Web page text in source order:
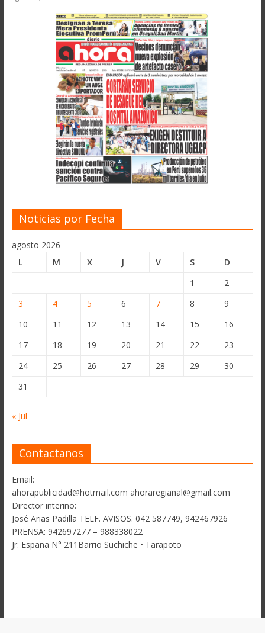
Noticias por Fecha
agosto 2026
L
M X J V S
D
1
2
3
4 5 6 7 8
9
10
11 12 13 14 15
16
17
18 19 20 21 22
23
24
25 26 27 28 29
30
31
« Jul
Contactanos
Email:
ahorapublicidad@hotmail.com ahoraregianal@gmail.com
Director interino:
José Arias Padilla TELF. AVISOS. 042 587749, 942467926
PRENSA: 942697277 – 988338022
Jr. España N° 211Barrio Suchiche • Tarapoto